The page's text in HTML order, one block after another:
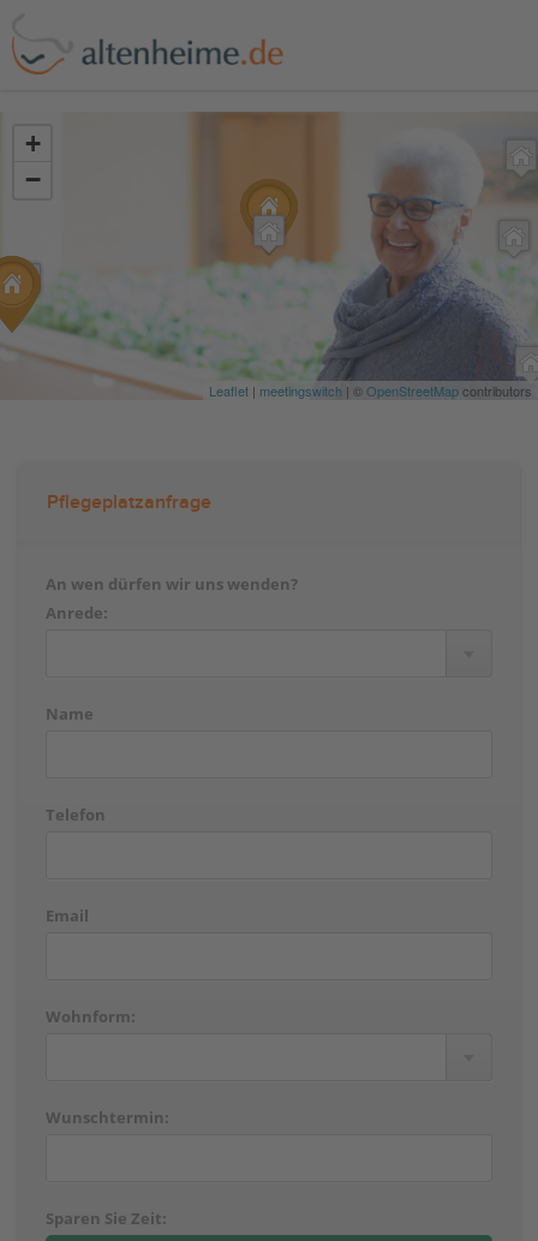
+
−
Leaflet | meetingswitch | ©OpenStreetMapcontributors
Pflegeplatzanfrage
An wen dürfen wir uns wenden?
Anrede:
Name
Telefon
Email
Wohnform:
Wunschtermin:
Sparen Sie Zeit: